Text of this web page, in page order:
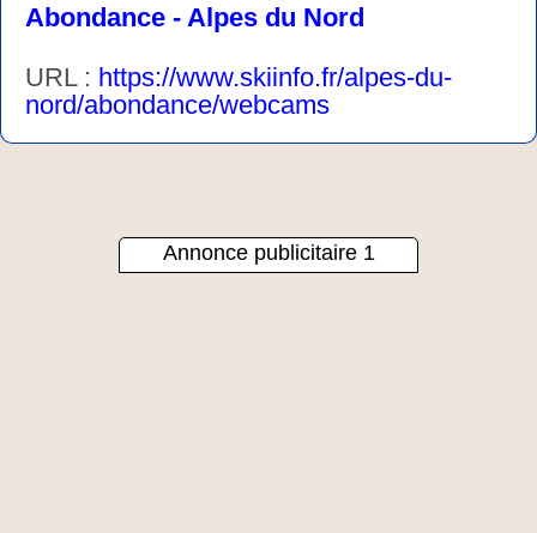
Abondance - Alpes du Nord
URL : https://www.skiinfo.fr/alpes-du-
nord/abondance/webcams
Annonce publicitaire 1